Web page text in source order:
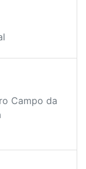
Campo da